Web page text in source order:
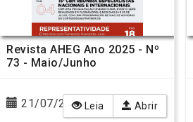
Revista AHEG Ano 2025 - Nº
73 - Maio/Junho
21/07/2025Leia Abrir